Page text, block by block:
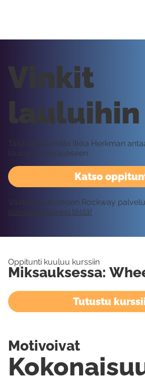
Katso
Vinkit
lauluihin
Tällä oppitunnilla Ilkka Herkman
laulujen miksaukseen.
Vaatii kirjautumisen Rockway
päivää ilmaiseksi tästä!
Oppitunti kuuluu kurssiin
Miksauksessa:
Tutustu
Motivoivat